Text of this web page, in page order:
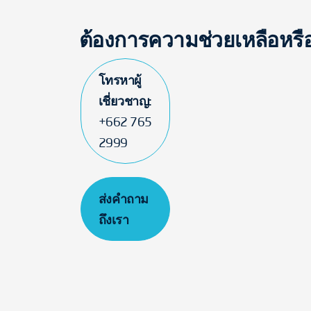
ต้องการความช่วยเหลือหรื
โทรหาผู้
เชี่ยวชาญ:
+662 765
2999
ส่งคำถาม
ถึงเรา